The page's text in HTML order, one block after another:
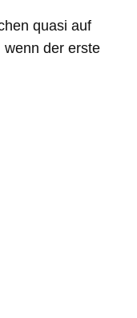
quasi auf
wenn der erste